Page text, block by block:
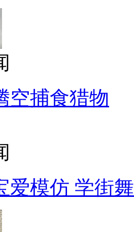
空捕食猎物
爱模仿 学街